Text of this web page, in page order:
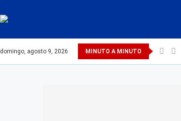
domingo, agosto 9, 2026 MINUTO A MINUTO